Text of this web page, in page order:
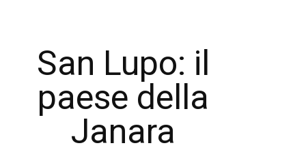
San Lupo: il
paese della
Janara